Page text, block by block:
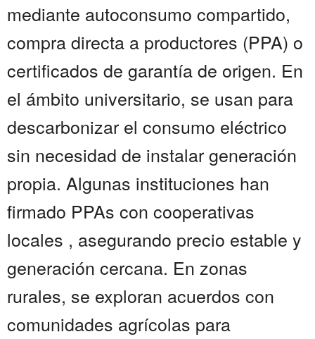
mediante autoconsumo compartido,
compra directa a productores (PPA) o
certificados de garantía de origen. En
el ámbito universitario, se usan para
descarbonizar el consumo eléctrico
sin necesidad de instalar generación
propia. Algunas instituciones han
firmado PPAs con cooperativas
locales , asegurando precio estable y
generación cercana. En zonas
rurales, se exploran acuerdos con
comunidades agrícolas para